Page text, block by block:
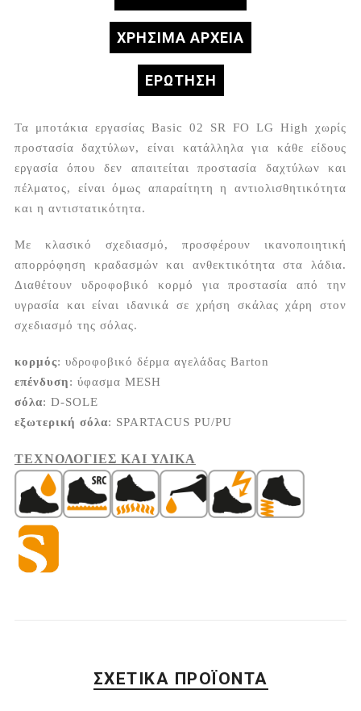
ΧΡΗΣΙΜΑ ΑΡΧΕΙΑ
ΕΡΏΤΗΣΗ
Τα μποτάκια εργασίας Basic 02 SR FO LG High χωρίς
προστασία δαχτύλων, είναι κατάλληλα για κάθε είδους
εργασία όπου δεν απαιτείται προστασία δαχτύλων και
πέλματος, είναι όμως απαραίτητη η αντιολισθητικότητα
και η αντιστατικότητα.
Με κλασικό σχεδιασμό, προσφέρουν ικανοποιητική
απορρόφηση κραδασμών και ανθεκτικότητα στα λάδια.
Διαθέτουν υδροφοβικό κορμό για προστασία από την
υγρασία και είναι ιδανικά σε χρήση σκάλας χάρη στον
σχεδιασμό της σόλας.
κορμός: υδροφοβικό δέρμα αγελάδας Barton
επένδυση: ύφασμα MESH
σόλα: D-SOLE
εξωτερική σόλα: SPARTACUS PU/PU
ΤΕΧΝΟΛΟΓΙΕΣ ΚΑΙ ΥΛΙΚΑ
ΣΧΕΤΙΚΆ ΠΡΟΪΌΝΤΑ